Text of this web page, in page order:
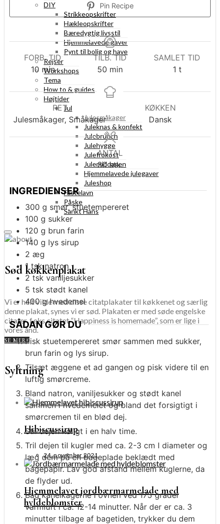
DIY
Strikkeopskrifter
Hækleopskrifter
Bæredygtig livsstil
Hjemmelavede gaver
Pynt til bolig og have
Rejser
Workshops
Tema
How to & guides
Højtider
Jul
Julesmåkager
Juleknas & konfekt
Julebrunch
Julehygge
Julefrokost
Julemiddagen
Hjemmelavede julegaver
Juleshop
Fastelavn
Påske
Sankt Hans
Sød køkkenplakat
Vi er helt vilde med disse citatplakater til køkkenet og særlig
denne plakat, synes vi er sød. Plakaten er med søde engelske
citater, f.eks citatet “Happiness is homemade”, som er lige i
vores ånd.
SE MERE
Syltning
Hibiscussirup
24. november 2021
Hjemmelavet jordbærmarmelade med
hyldeblomster
Pin Recipe
FORB. TID
10minutter
min
TILB. TID
50 minutter
min
SAMLET TID
1time
t
RET
Julesmåkager, Småkager
KØKKEN
Dansk
ANTAL
30 stk.
INGREDIENSER
300 g smør, stuetempereret
100 g sukker
120 g brun farin
140 g lys sirup
2 æg
1 tsk natron
2 tsk vaniljesukker
5 tsk stødt kanel
400 g hvedemel
SÅDAN GØR DU
Pisk stuetempereret smør sammen med sukker,
brun farin og lys sirup.
Tilsæt æggene et ad gangen og pisk videre til en
luftig smørcreme.
Bland natron, vaniljesukker og stødt kanel
sammen i hvedemelet og bland det forsigtigt i
smørcremen til en blød dej.
Stil dejen køligt i en halv time.
Tril dejen til kugler med ca. 2-3 cm I diameter og
læg dem på en bageplade beklædt med
bagepapir. Lav god afstand mellem kuglerne, da
de flyder ud.
Bag kanelkagerne I ovnen ved 175 grader
varmluft i ca. 12-14 minutter. Når der er ca. 3
minutter tilbage af bagetiden, trykker du dem